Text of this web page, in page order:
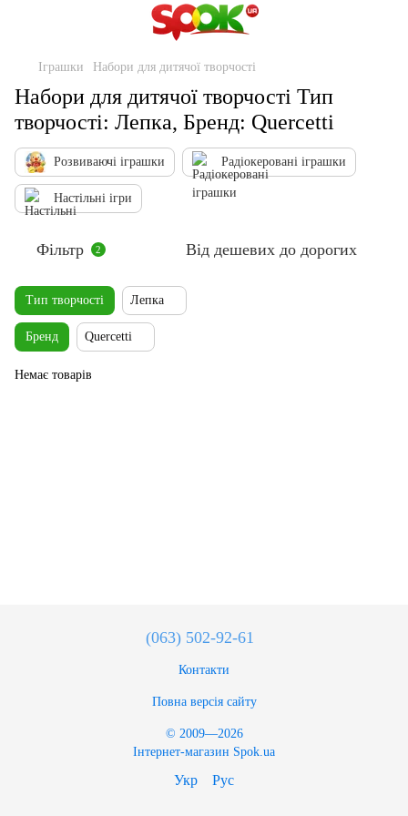
Іграшки Набори для дитячої творчості
Набори для дитячої творчості Тип
творчості: Лепка, Бренд: Quercetti
Розвиваючі іграшки Радіокеровані іграшки
Настільні ігри
Фільтр 2 Від дешевих до дорогих
Тип творчості Лепка
Бренд Quercetti
Немає товарів
(063) 502-92-61
Контакти
Повна версія сайту
© 2009—2026
Інтернет-магазин Spok.ua
Укр Рус